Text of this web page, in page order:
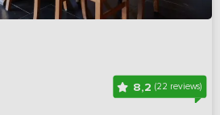
8,2 (22 reviews)